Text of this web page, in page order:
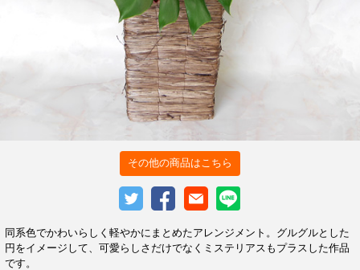
その他の商品はこちら
同系色でかわいらしく軽やかにまとめたアレンジメント。グルグルとした
円をイメージして、可愛らしさだけでなくミステリアスもプラスした作品
です。